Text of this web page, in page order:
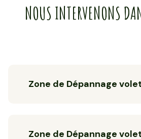
NOUS INTERVENONS
Zone de Dépannage
Zone de Dépannage